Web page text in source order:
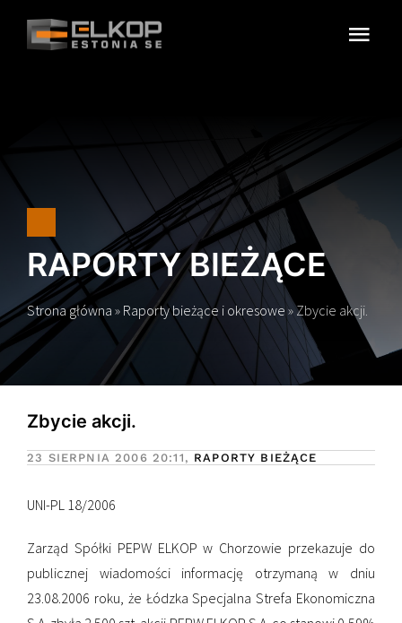
Przejdź
WŁADZE SPÓŁKI
RELACJE INWESTORSKIE
KONTAKT
SZUKAJ
RAPORTY BIEŻĄCE
Strona główna » Raporty bieżące i okresowe »Zbycie akcji.
Zbycie akcji.
23 SIERPNIA 2006 20:11, RAPORTY BIEŻĄCE
UNI-PL 18/2006
Zarząd Spółki PEPW ELKOP w Chorzowie przekazuje do
publicznej wiadomości informację otrzymaną w dniu
23.08.2006 roku, że Łódzka Specjalna Strefa Ekonomiczna